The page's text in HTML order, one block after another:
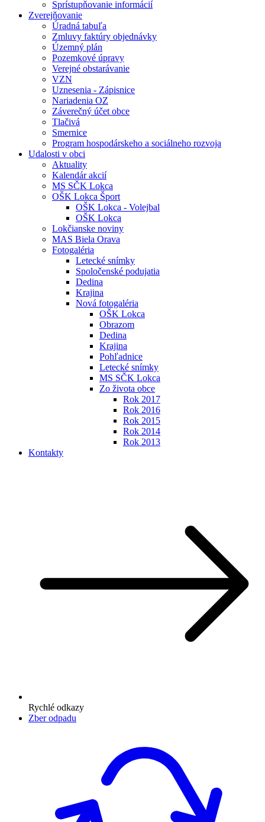
Sprístupňovanie informácií
Zverejňovanie
Úradná tabuľa
Zmluvy faktúry objednávky
Územný plán
Pozemkové úpravy
Verejné obstarávanie
VZN
Uznesenia - Zápisnice
Nariadenia OZ
Záverečný účet obce
Tlačivá
Smernice
Program hospodárskeho a sociálneho rozvoja
Udalosti v obci
Aktuality
Kalendár akcií
MS SČK Lokca
OŠK Lokca Šport
OŠK Lokca - Volejbal
OŠK Lokca
Lokčianske noviny
MAS Biela Orava
Fotogaléria
Letecké snímky
Spoločenské podujatia
Dedina
Krajina
Nová fotogaléria
OŠK Lokca
Obrazom
Dedina
Krajina
Pohľadnice
Letecké snímky
MS SČK Lokca
Zo života obce
Rok 2017
Rok 2016
Rok 2015
Rok 2014
Rok 2013
Kontakty
Rychlé odkazy
Zber odpadu